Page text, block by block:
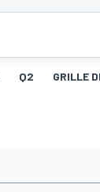
Q2 GRILLE